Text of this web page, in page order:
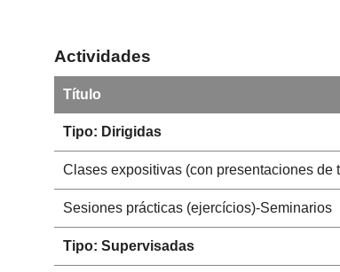
Actividades
Título
Tipo: Dirigidas
Clases expositivas (con presentaciones de
Sesiones prácticas (ejercícios)-Seminarios
Tipo: Supervisadas